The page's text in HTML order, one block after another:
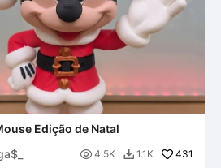
Edição de Natal
 4.5K  1.1K 431